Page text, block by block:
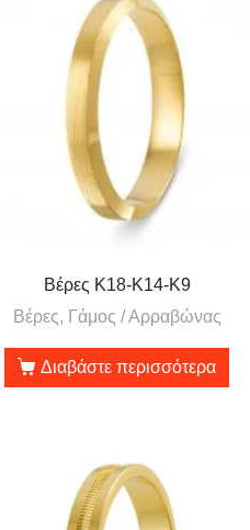
Βέρες Κ18-Κ14-Κ9
Βέρες, Γάμος / Αρραβώνας
Διαβάστε περισσότερα